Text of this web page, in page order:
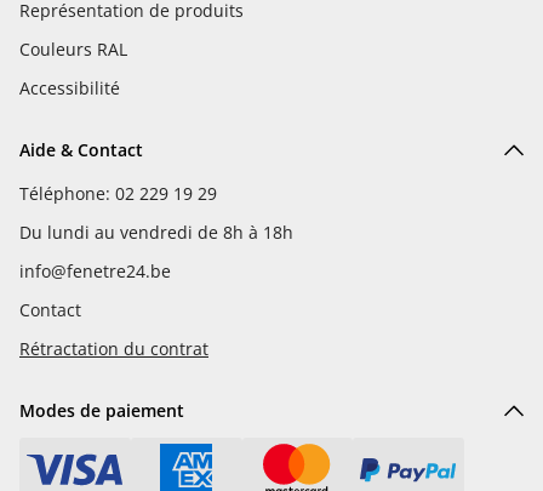
Représentation de produits
Couleurs RAL
Accessibilité
Aide & Contact
Téléphone: 02 229 19 29
Du lundi au vendredi de 8h à 18h
info@fenetre24.be
Contact
Rétractation du contrat
Modes de paiement